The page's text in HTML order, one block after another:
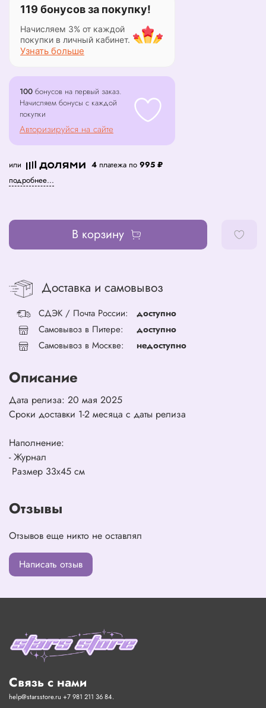
119 бонусов за покупку!
Начисляем 3% от каждой
покупки в личный кабинет.
Узнать больше
100 бонусов на первый заказ.
Начисляем бонусы с каждой
покупки
Авторизируйся на сайте
или 4 платежа по 995 ₽
подробнее...
В корзину
Доставка и самовывоз
СДЭК / Почта России:
доступно
Самовывоз в Питере:
доступно
Самовывоз в Москве:
недоступно
Описание
Дата релиза: 20 мая 2025
Сроки доставки 1-2 месяца с даты релиза
Наполнение:
- Журнал
Размер 33х45 см
Отзывы
Отзывов еще никто не оставлял
Написать отзыв
Связь с нами
help@starsstore.ru +7 981 211 36 84.